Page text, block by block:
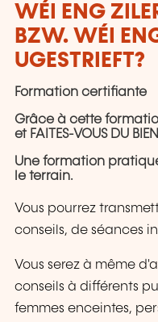
WÉI ENG
BZW. WÉI
UGESTRIEFT?
Formation certifiante
Grâce à cette formation,
et FAITES-VOUS DU
Une formation
le terrain.
Vous pourrez
conseils, de séances
Vous serez à même
conseils à différents
femmes enceintes,